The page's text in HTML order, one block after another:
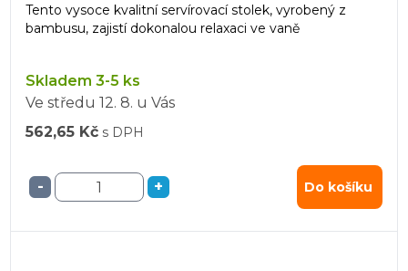
Tento vysoce kvalitní servírovací stolek, vyrobený z
bambusu, zajistí dokonalou relaxaci ve vaně
Skladem 3-5 ks
Ve středu 12. 8. u Vás
562,65 Kč s DPH
- + Do košíku